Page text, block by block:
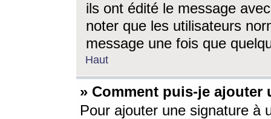
ils ont édité le message
noter que les utilisateurs
message une fois que
Haut
» Comment puis-je ajouter
Pour ajouter une signature à